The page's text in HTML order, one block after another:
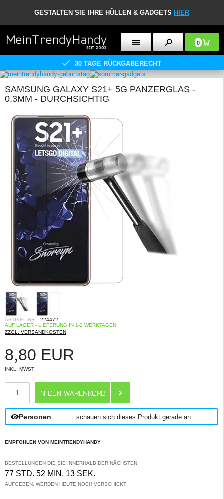
GESTALTEN SIE IHRE HÜLLEN & GADGETS HIER
0
30 TAGE RÜCKGABERECHT
SAMSUNG GALAXY S21+ 5G PANZERGLAS -
0.3MM - DURCHSICHTIG
ARTIKEL-NR.: 224472
AUF LAGER - LIEFERUNG IN 1-2 WERKTAGEN
ZZGL. VERSANDKOSTEN
8,80 EUR
INKL. MWST
Personen schauen sich dieses Produkt gerade an.
EMPFOHLEN VON MEINTRENDYHANDY
BESTELLUNGEN DIE SIE INNERHALB DER NÄCHSTEN
77 STD. 52 MIN. 13 SEK.
AUFGEBEN, WERDEN HEUTE NOCH VERSCHICKT!